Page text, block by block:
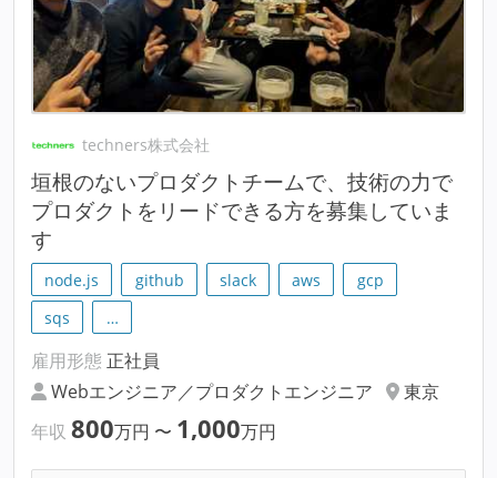
techners株式会社
垣根のないプロダクトチームで、技術の力で
プロダクトをリードできる方を募集していま
す
node.js github slack aws
gcp
sqs
…
雇用形態 正社員
Webエンジニア／プロダクトエンジニア
東京
年収 800万円 〜 1,000万円